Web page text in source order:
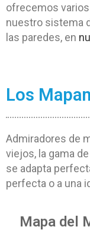
ofrecemos
nuestro sistema
las paredes, en
Los
Admiradores de
viejos, la gama
se adapta
perfecta o a una
Mapa del